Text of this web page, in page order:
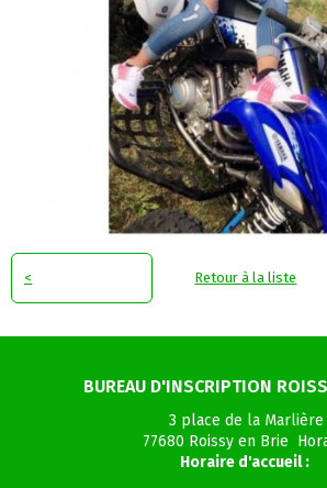
< Retour à la liste
BUREAU D'INSCRIPTION
3 place de la Marlière
77680 Roissy en Brie
Horaire d'accueil :